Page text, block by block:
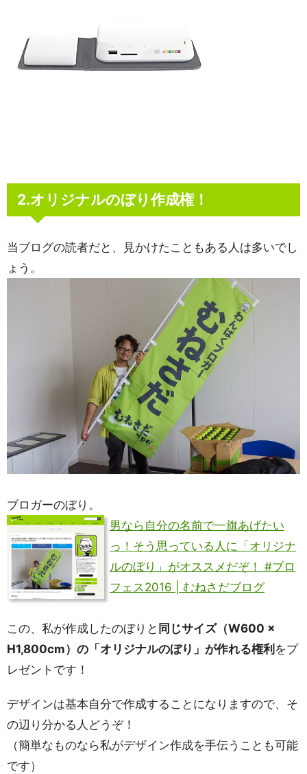
2.オリジナルのぼり作成権！
当ブログの読者だと、見かけたこともある人は多いでし
ょう。
ブロガーのぼり。
男なら自分の名前で一旗あげたい
っ！そう思っている人に「オリジナ
ルのぼり」がオススメだぞ！ #ブロ
フェス2016 | むねさだブログ
この、私が作成したのぼりと 同じサイズ（W600 ×
H1,800cm）の「オリジナルのぼり」が作れる権利 をプ
レゼントです！
デザインは基本自分で作成することになりますので、そ
の辺り分かる人どうぞ！
（簡単なものなら私がデザイン作成を手伝うことも可能
です）